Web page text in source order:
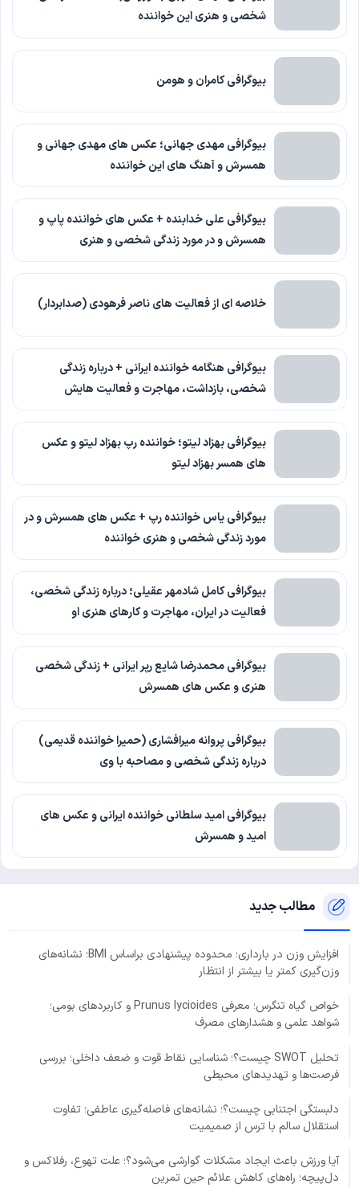
شخصی و هنری این خواننده
بیوگرافی کامران و هومن
بیوگرافی مهدی جهانی؛ عکس های مهدی جهانی و
همسرش و آهنگ های این خواننده
بیوگرافی علی خدابنده + عکس های خواننده پاپ و
همسرش و در مورد زندگی شخصی و هنری
خلاصه ای از فعالیت های ناصر فرهودی (صدابردار)
بیوگرافی هنگامه خواننده ایرانی + درباره زندگی
شخصی، بازداشت، مهاجرت و فعالیت هایش
بیوگرافی بهزاد لیتو؛ خواننده رپ بهزاد لیتو و عکس
های همسر بهزاد لیتو
بیوگرافی یاس خواننده رپ + عکس های همسرش و در
مورد زندگی شخصی و هنری خواننده
بیوگرافی کامل شادمهر عقیلی؛ درباره زندگی شخصی،
فعالیت در ایران، مهاجرت و کارهای هنری او
بیوگرافی محمدرضا شایع رپر ایرانی + زندگی شخصی
هنری و عکس های همسرش
بیوگرافی پروانه میرافشاری (حمیرا خواننده قدیمی)
درباره زندگی شخصی و مصاحبه با وی
بیوگرافی امید سلطانی خواننده ایرانی و عکس های
امید و همسرش
مطالب جدید
افزایش وزن در بارداری؛ محدوده پیشنهادی براساس BMI؛ نشانه‌های
وزن‌گیری کمتر یا بیشتر از انتظار
خواص گیاه تنگرس؛ معرفی Prunus lycioides و کاربردهای بومی؛
شواهد علمی و هشدارهای مصرف
تحلیل SWOT چیست؟؛ شناسایی نقاط قوت و ضعف داخلی؛ بررسی
فرصت‌ها و تهدیدهای محیطی
دلبستگی اجتنابی چیست؟؛ نشانه‌های فاصله‌گیری عاطفی؛ تفاوت
استقلال سالم با ترس از صمیمیت
آیا ورزش باعث ایجاد مشکلات گوارشی می‌شود؟؛ علت تهوع، رفلاکس و
دل‌پیچه؛ راه‌های کاهش علائم حین تمرین